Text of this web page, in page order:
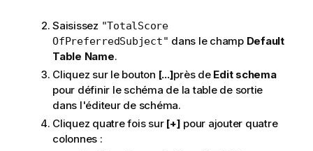
Saisissez "TotalScore
OfPreferredSubject" dans le champ Default
Table Name.
Cliquez sur le bouton [...]près de Edit schema
pour définir le schéma de la table de sortie
dans l'éditeur de schéma.
Cliquez quatre fois sur [+] pour ajouter quatre
colonnes :